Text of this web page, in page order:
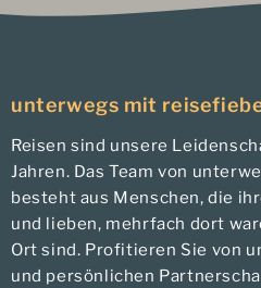
unterwegs mit
Reisen sind unsere
Jahren. Das Team von
besteht aus Menschen, die
und lieben, mehrfach dort
Ort sind. Profitieren Sie von
und persönlichen